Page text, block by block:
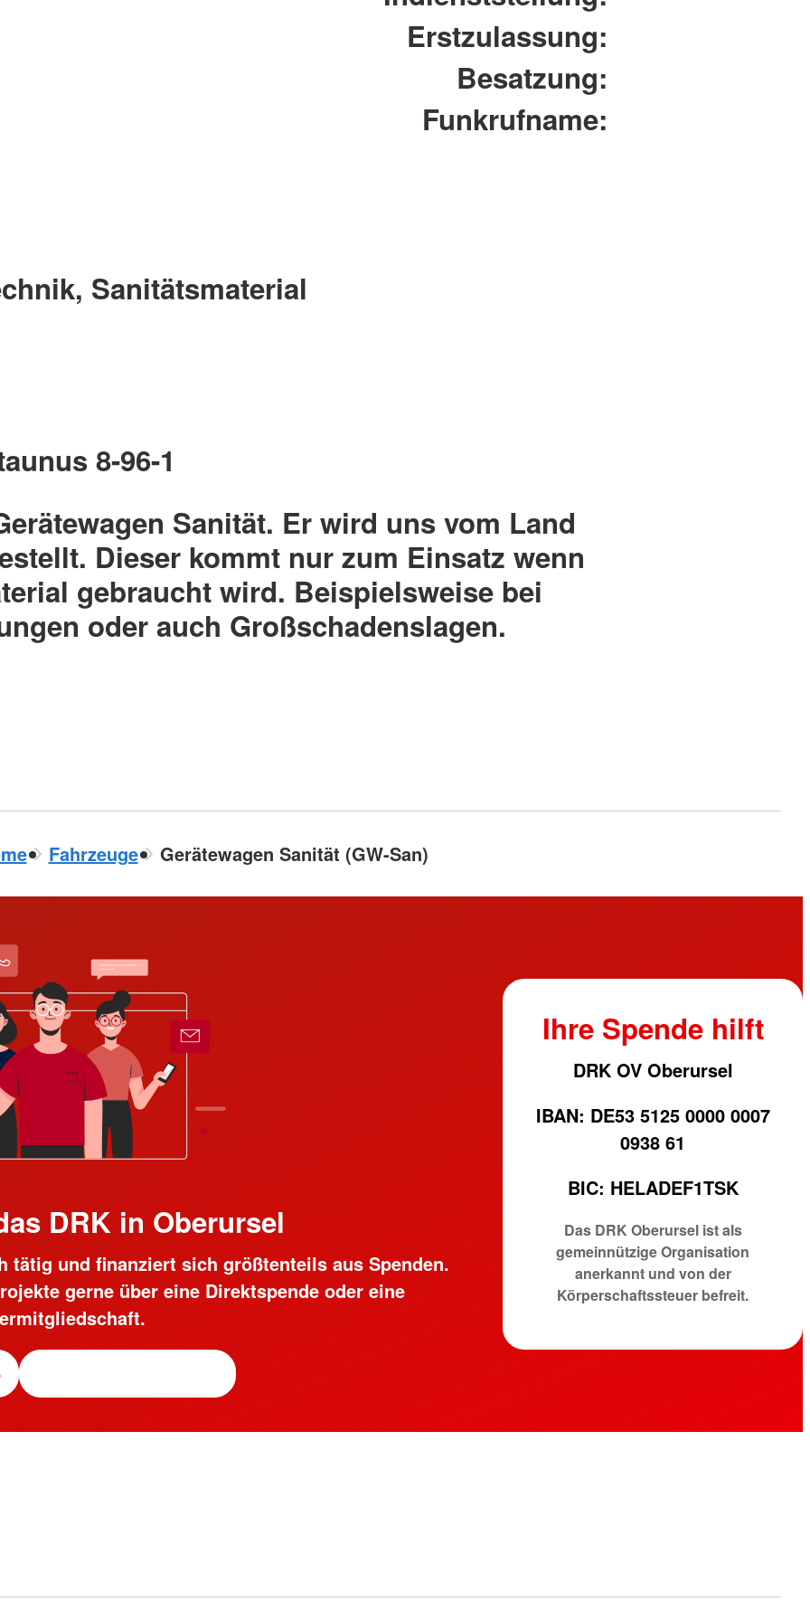
Erstzulassung:
Besatzung:
Funkrufname:
Sanitätsmaterial
8-96-1
Sanität. Er wird uns vom Land
Dieser kommt nur zum Einsatz wenn
gebraucht wird. Beispielsweise bei
oder auch Großschadenslagen.
Fahrzeuge Gerätewagen Sanität (GW-San)
DRK in Oberursel
tätig und finanziert sich größtenteils aus Spenden.
gerne über eine Direktspende oder eine
Ihre Spende hilft
DRK OV Oberursel
IBAN: DE53 5125 0000 0007
0938 61
BIC: HELADEF1TSK
Das DRK Oberursel ist als
gemeinnützige Organisation
anerkannt und von der
Körperschaftssteuer befreit.